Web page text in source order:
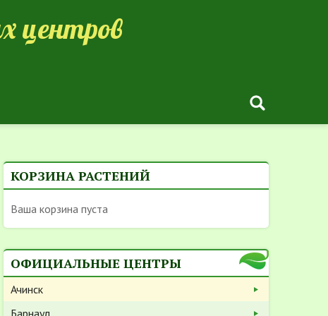
центров
КОРЗИНА РАСТЕНИЙ
Ваша корзина пуста
ОФИЦИАЛЬНЫЕ ЦЕНТРЫ
Ачинск
Барнаул